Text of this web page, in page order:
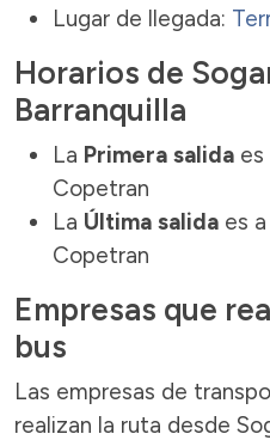
Lugar de llegada:
Horarios de
Barranquilla
La Primera salida es
Copetran
La Última salida es
Copetran
Empresas que
bus
Las empresas de
realizan la ruta desde